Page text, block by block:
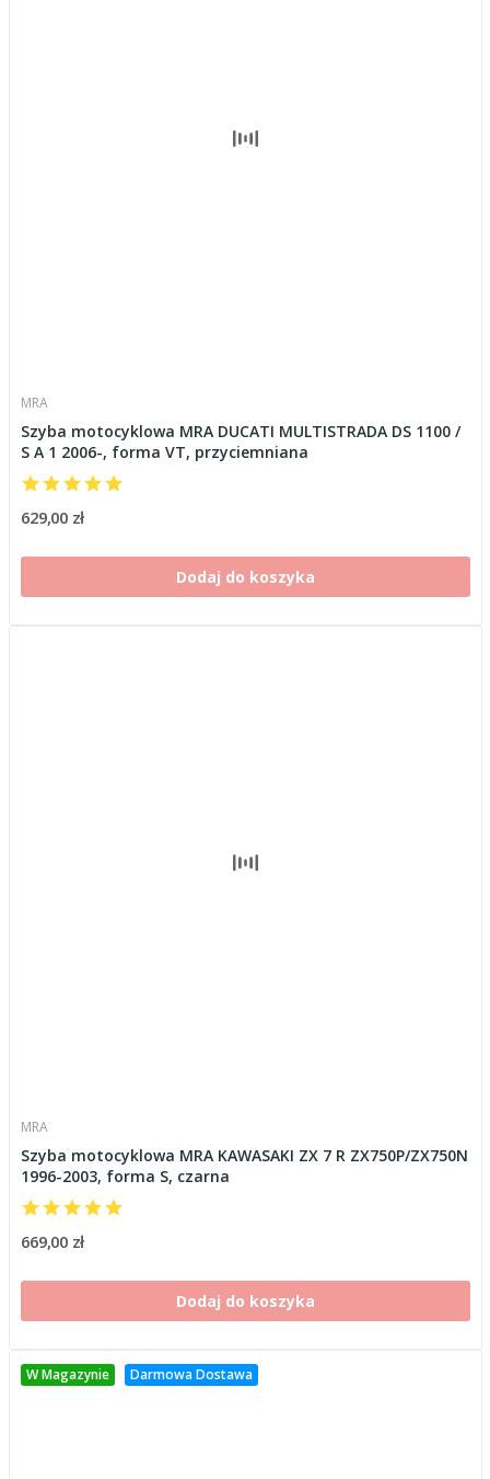
MRA
Szyba motocyklowa MRA DUCATI MULTISTRADA DS 1100 /
S A 1 2006-, forma VT, przyciemniana
629,00 zł
Dodaj do koszyka
MRA
Szyba motocyklowa MRA KAWASAKI ZX 7 R ZX750P/ZX750N
1996-2003, forma S, czarna
669,00 zł
Dodaj do koszyka
W Magazynie Darmowa Dostawa